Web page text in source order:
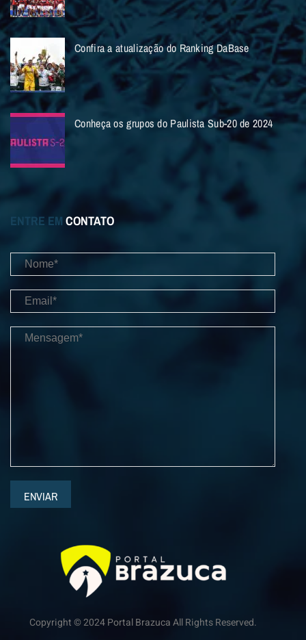
Confira a atualização do Ranking DaBase
Conheça os grupos do Paulista Sub-20 de 2024
ENTRE EM CONTATO
ENVIAR
Copyright © 2024 Portal Brazuca All Rights Reserved.